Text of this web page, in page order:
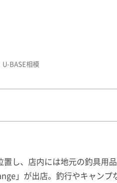
U-BASE相模
し、店内には地元の釣具用
」が出店。釣行やキャン